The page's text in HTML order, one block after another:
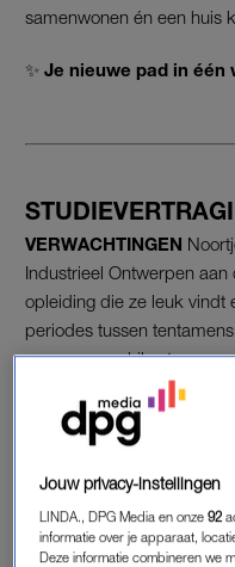
samenwonen én een huis
✨ Je nieuwe pad in één
VERWACHTINGEN
Industrieel Ontwerpen aan
opleiding die ze leuk vindt
periodes tussen
sneeuw om skiles te
waardoor zij anderhalf
januari dit jaar haalt zij
studievertraging opliep”,
verwachtdat je drie jaar
gaat werken – in de
Jouw privacy-instellingen
LINDA., DPG Media en onze92
informatie over je apparaat,
Deze informatie combineren we